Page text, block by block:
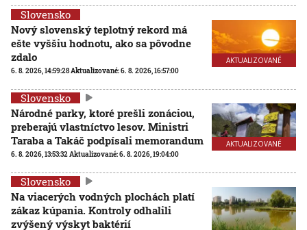
AKTUALIZOVANÉ
Slovensko
Nový slovenský teplotný rekord má
ešte vyššiu hodnotu, ako sa pôvodne
zdalo
6. 8. 2026, 14:59:28 Aktualizované:6. 8. 2026, 16:57:00
AKTUALIZOVANÉ
Slovensko
Národné parky, ktoré prešli zonáciou,
preberajú vlastníctvo lesov. Ministri
Taraba a Takáč podpísali memorandum
6. 8. 2026, 13:53:32 Aktualizované:6. 8. 2026, 19:04:00
Slovensko
Na viacerých vodných plochách platí
zákaz kúpania. Kontroly odhalili
zvýšený výskyt baktérií